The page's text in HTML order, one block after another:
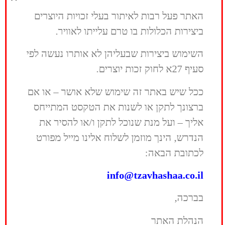
ואתה ללא מנוח את היום
שוכח
בורח
תן לזמן ללכת…
בוקינג עמיר בניון וכנסיית
השכל:פיסטוק אמנים
תקשורת
עמיר בניון
היוצרים הייחודיים בנוף המוזיקה הישראלית
מ-15 אלבומים וכתב עשרות שירים לו
ולאמנים רבים ביניהם גידי גוב, ישי לוי,...
כנסיית השכל
הרכב רוק ישראלי, במקור מהעיר שדרות.
האתר פעל רבות לאיתור בעלי זכויות היוצרים
ביצירות הכלולות בו טרם עלייתו לאוויר.
השימוש ביצירות שבעליהן לא אותרו נעשה לפי
סעיף 27א לחוק זכות יוצרים.
ככל שיש באתר זה שימוש שלא אושר – או אם
ברצונך לתקן או לשנות את הטקסט המתייחס
אליך – ועל מנת שנוכל לתקן ו/או להסיר את
הנדרש, הינך מוזמן לשלוח אלינו מייל מפורט
לכתובת הבאה:
info@tzavhashaa.co.il
בברכה,
הנהלת האתר